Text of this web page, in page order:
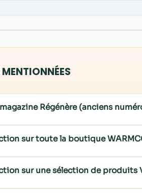
Régénère (anciens
sur toute la boutique
sur une sélection de produits